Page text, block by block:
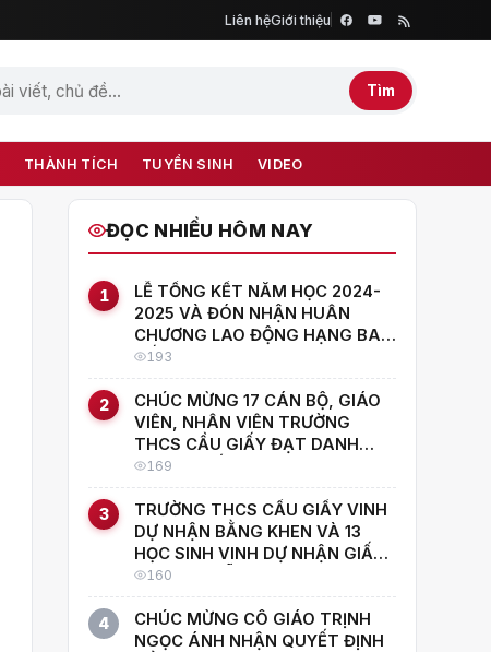
Liên hệGiới thiệu
Tìm
THÀNH TÍCH TUYỂN SINH VIDEO
ĐỌC NHIỀU HÔM NAY
1
LỄ TỔNG KẾT NĂM HỌC 2024-
2025 VÀ ĐÓN NHẬN HUÂN
CHƯƠNG LAO ĐỘNG HẠNG BA –
DẤU SON TRÊN HÀNH TRÌNH
PHÁT TRIỂN CỦA TRƯỜNG
THCS CẦU GIẤY
193
2
CHÚC MỪNG 17 CÁN BỘ, GIÁO
VIÊN, NHÂN VIÊN TRƯỜNG
THCS CẦU GIẤY ĐẠT DANH
HIỆU "CHIẾN SĨ THI ĐUA CƠ SỞ"
NĂM HỌC 2025–2026
169
3
TRƯỜNG THCS CẦU GIẤY VINH
DỰ NHẬN BẰNG KHEN VÀ 13
HỌC SINH VINH DỰ NHẬN GIẤY
KHEN TẠI LỄ TRAO GIẢI CUỘC
THI SÁNG TẠO TRONG THANH
THIẾU NIÊN NHI ĐỒNG LẦN THỨ
19
160
4
CHÚC MỪNG CÔ GIÁO TRỊNH
NGỌC ÁNH NHẬN QUYẾT ĐỊNH